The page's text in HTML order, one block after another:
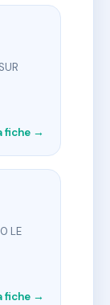
fiche →
LE
fiche →